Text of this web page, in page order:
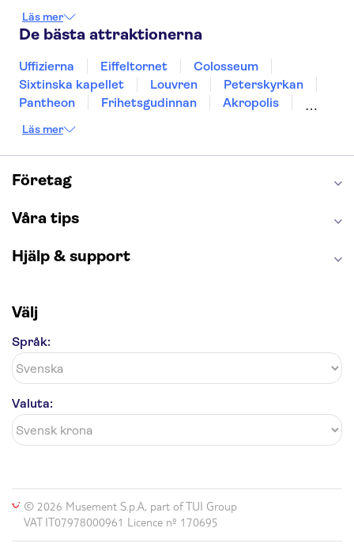
Gdansk
Oslo Helsingfors
Helsingborg
Läs mer
De bästa attraktionerna
Uffizierna Eiffeltornet
Colosseum
Sixtinska kapellet
Louvren
Peterskyrkan
Pantheon
Frihetsgudinnan
Akropolis
Burj Khalifa
Saltgruvan i Wieliczka
Alhambra
Caminito del Rey
London Dungeon
Läs mer
Företag
Våra tips
Hjälp & support
Välj
Språk:
Valuta:
© 2026 Musement S.p.A, part of TUI Group
VAT IT07978000961 Licence nº 170695